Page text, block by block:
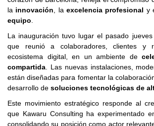
la innovación, laexcelencia profesional y
equipo.
La inauguración tuvo lugar el pasado
que reunió a colaboradores, clientes y
ecosistema digital, en un ambiente de
compartida. Las nuevas instalaciones,
están diseñadas para fomentar la
desarrollo de soluciones tecnológicas de
Este movimiento estratégico responde al
que Kawaru Consulting ha experimentado
consolidando su posición como actor